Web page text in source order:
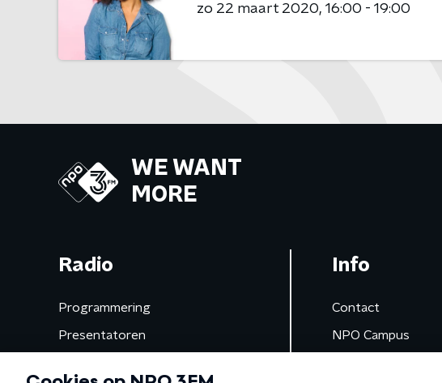
zo 22 maart 2020 16:00 - 19:00
WE WANT
MORE
Radio
Programmering
Presentatoren
Info
Contact
NPO Campus